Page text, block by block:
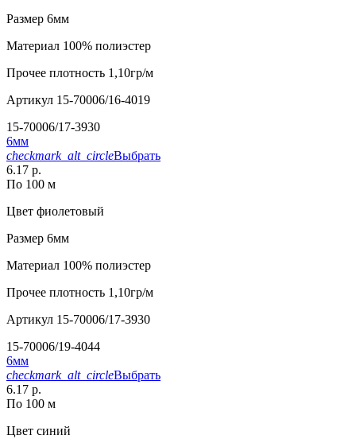
Размер 6мм
Материал 100% полиэстер
Прочее плотность 1,10гр/м
Артикул 15-70006/16-4019
15-70006/17-3930
6мм
checkmark_alt_circleВыбрать
6.17 р.
По 100 м
Цвет фиолетовый
Размер 6мм
Материал 100% полиэстер
Прочее плотность 1,10гр/м
Артикул 15-70006/17-3930
15-70006/19-4044
6мм
checkmark_alt_circleВыбрать
6.17 р.
По 100 м
Цвет синий